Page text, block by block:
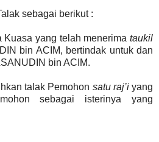
sebagai berikut :
yang telah menerima taukil
bin ACIM, bertindak untuk dan
bin ACIM.
talak Pemohon satu raj’iyang
sebagai isterinya yang